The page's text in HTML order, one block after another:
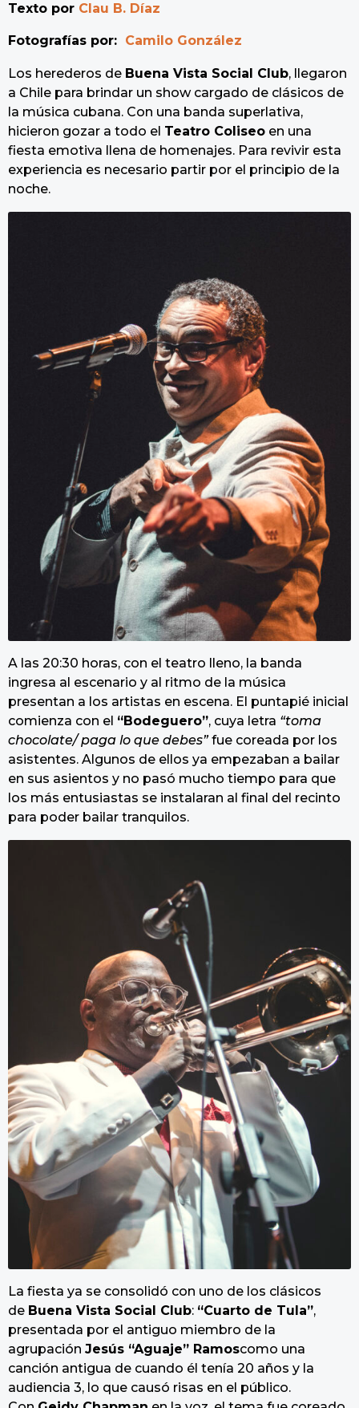
Texto por Clau B. Díaz
Fotografías por: Camilo González
Los herederos de Buena Vista Social Club, llegaron
a Chile para brindar un show cargado de clásicos de
la música cubana. Con una banda superlativa,
hicieron gozar a todo el Teatro Coliseo en una
fiesta emotiva llena de homenajes. Para revivir esta
experiencia es necesario partir por el principio de la
noche.
A las 20:30 horas, con el teatro lleno, la banda
ingresa al escenario y al ritmo de la música
presentan a los artistas en escena. El puntapié inicial
comienza con el “Bodeguero”, cuya letra “toma
chocolate/ paga lo que debes”fue coreada por los
asistentes. Algunos de ellos ya empezaban a bailar
en sus asientos y no pasó mucho tiempo para que
los más entusiastas se instalaran al final del recinto
para poder bailar tranquilos.
La fiesta ya se consolidó con uno de los clásicos
de Buena Vista Social Club: “Cuarto de Tula”,
presentada por el antiguo miembro de la
agrupación Jesús “Aguaje” Ramoscomo una
canción antigua de cuando él tenía 20 años y la
audiencia 3, lo que causó risas en el público.